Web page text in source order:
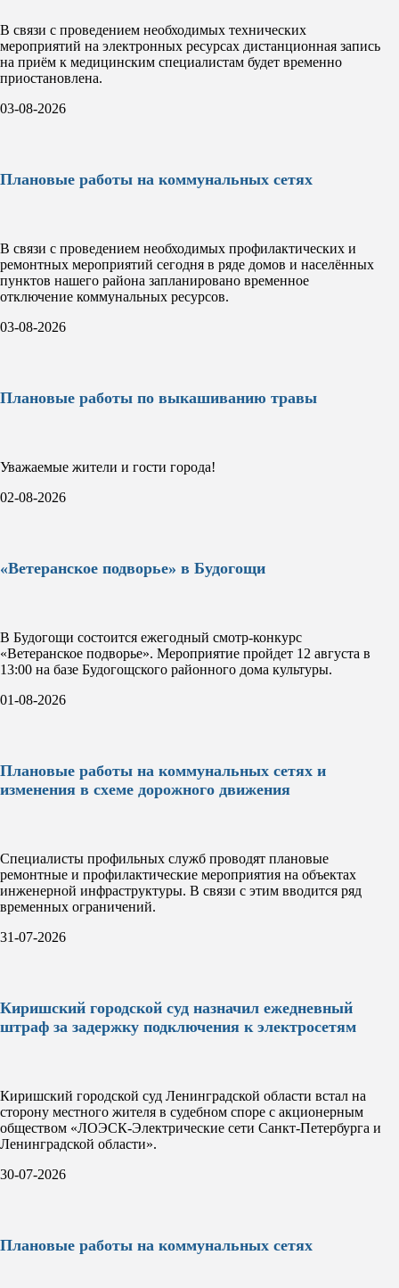
В связи с проведением необходимых технических
мероприятий на электронных ресурсах дистанционная запись
на приём к медицинским специалистам будет временно
приостановлена.
03-08-2026
Плановые работы на коммунальных сетях
В связи с проведением необходимых профилактических и
ремонтных мероприятий сегодня в ряде домов и населённых
пунктов нашего района запланировано временное
отключение коммунальных ресурсов.
03-08-2026
Плановые работы по выкашиванию травы
Уважаемые жители и гости города!
02-08-2026
«Ветеранское подворье» в Будогощи
В Будогощи состоится ежегодный смотр-конкурс
«Ветеранское подворье». Мероприятие пройдет 12 августа в
13:00 на базе Будогощского районного дома культуры.
01-08-2026
Плановые работы на коммунальных сетях и
изменения в схеме дорожного движения
Специалисты профильных служб проводят плановые
ремонтные и профилактические мероприятия на объектах
инженерной инфраструктуры. В связи с этим вводится ряд
временных ограничений.
31-07-2026
Киришский городской суд назначил ежедневный
штраф за задержку подключения к электросетям
Киришский городской суд Ленинградской области встал на
сторону местного жителя в судебном споре с акционерным
обществом «ЛОЭСК-Электрические сети Санкт-Петербурга и
Ленинградской области».
30-07-2026
Плановые работы на коммунальных сетях